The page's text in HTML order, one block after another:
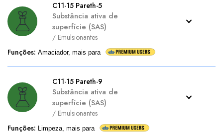
C11-15 Pareth-5
Substância ativa de
superfície (SAS)
/ Emulsionantes
Funções: Amaciador, mais para
C11-15 Pareth-9
Substância ativa de
superfície (SAS)
/ Emulsionantes
Funções: Limpeza, mais para